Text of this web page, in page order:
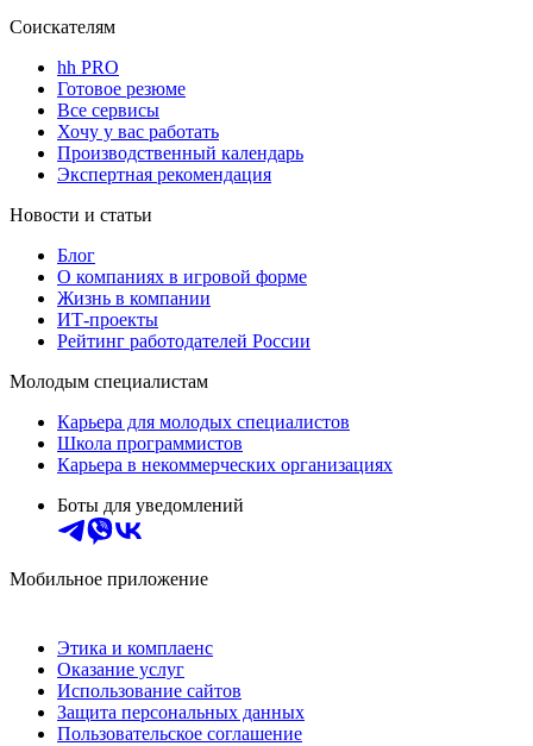
Соискателям
hh PRO
Готовое резюме
Все сервисы
Хочу у вас работать
Производственный календарь
Экспертная рекомендация
Новости и статьи
Блог
О компаниях в игровой форме
Жизнь в компании
ИТ-проекты
Рейтинг работодателей России
Молодым специалистам
Карьера для молодых специалистов
Школа программистов
Карьера в некоммерческих организациях
Боты для уведомлений
Мобильное приложение
Этика и комплаенс
Оказание услуг
Использование сайтов
Защита персональных данных
Пользовательское соглашение